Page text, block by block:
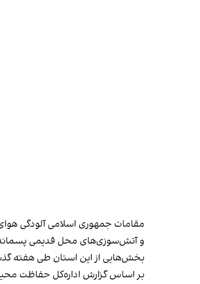
مقامات جمهوری اسلامی آلودگی
و آتش‌سوزی‌های محل قدیمی
بخش‌هایی از این استان طی هفته
بر اساس گزارش اداره‌کل حفاظت